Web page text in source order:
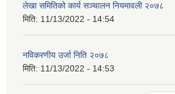
लेखा समितिको कार्य सञ्चालन नियमावली २०७८
मिति: 11/13/2022 - 14:54
नविकरणीय उर्जा निति २०७८
मिति: 11/13/2022 - 14:53